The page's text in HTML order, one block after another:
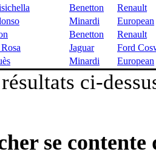
Benetton
Renault
Minardi
European
Benetton
Renault
Jaguar
Ford
Minardi European
ci-
se